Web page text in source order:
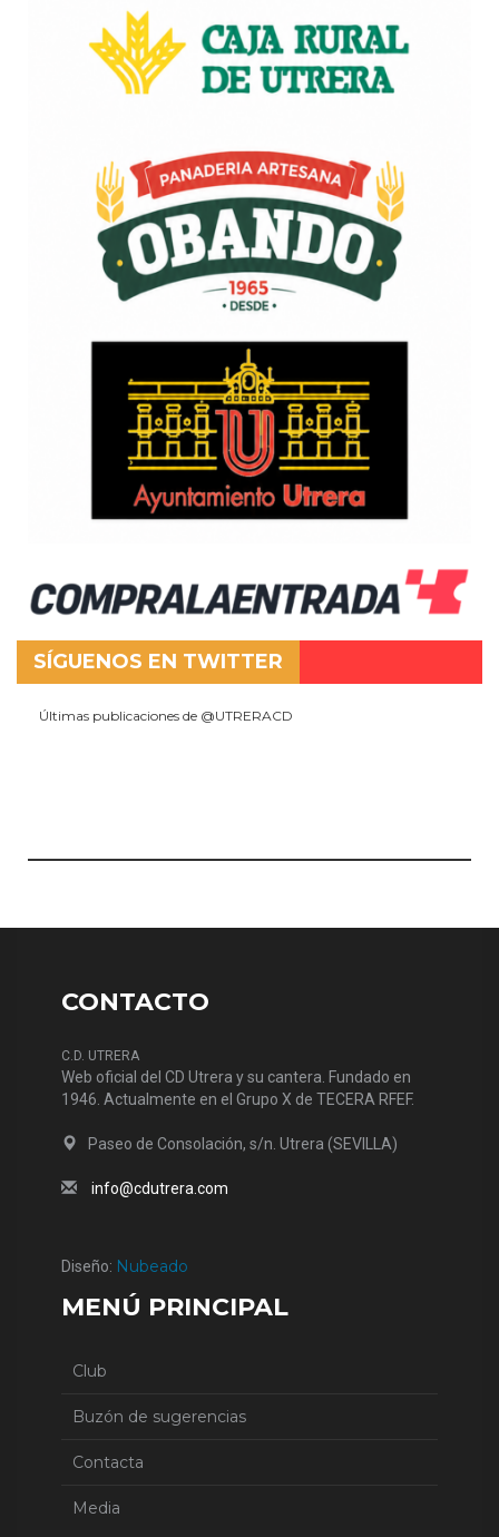
SÍGUENOS EN TWITTER
Últimas publicaciones de @UTRERACD
CONTACTO
C.D. UTRERA
Web oficial del CD Utrera y su cantera. Fundado en
1946. Actualmente en el Grupo X de TECERA RFEF.
Paseo de Consolación, s/n. Utrera (SEVILLA)
info@cdutrera.com
Diseño: Nubeado
MENÚ PRINCIPAL
Club
Buzón de sugerencias
Contacta
Media